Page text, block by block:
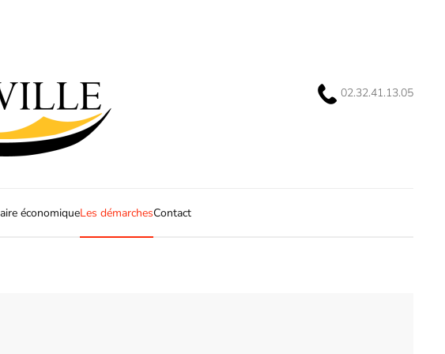
02.32.41.13.05
économiqueLes démarchesContact